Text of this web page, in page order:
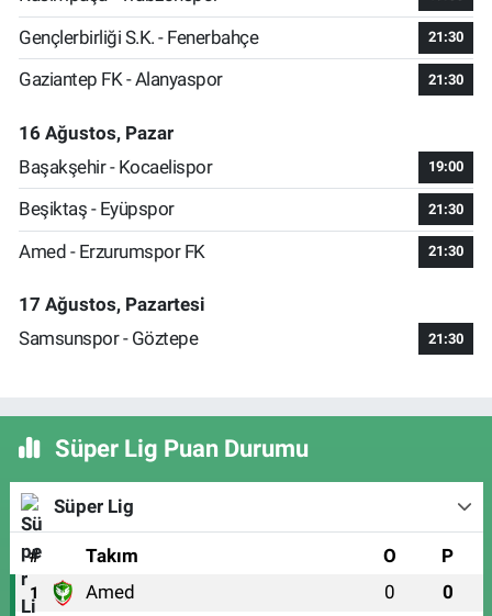
Gençlerbirliği S.K. - Fenerbahçe 21:30
Gaziantep FK - Alanyaspor 21:30
16 Ağustos, Pazar
Başakşehir - Kocaelispor
19:00
Beşiktaş - Eyüpspor 21:30
Amed - Erzurumspor FK 21:30
17 Ağustos, Pazartesi
Samsunspor - Göztepe
21:30
Süper Lig Puan Durumu
Süper Lig
# Takım O P
1 Amed 0 0